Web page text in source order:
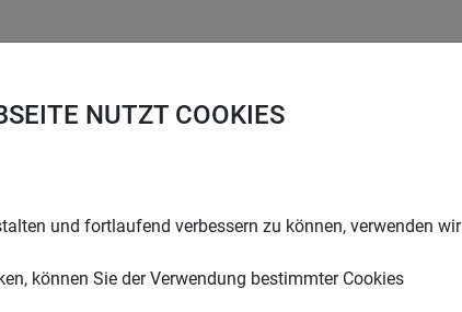
NUTZT COOKIES
und fortlaufend verbessern zu können, verwenden wir
können Sie der Verwendung bestimmter Cookies